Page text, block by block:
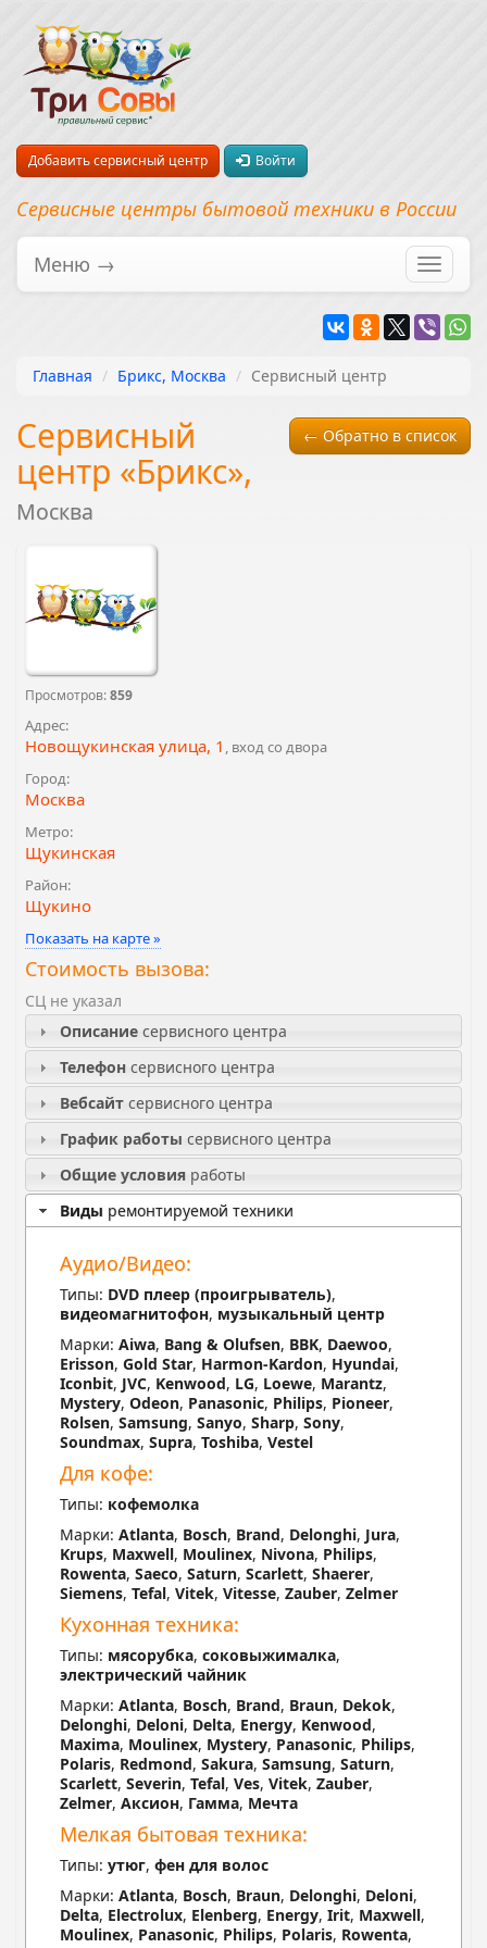
Добавить сервисный центр Войти
Сервисные центры бытовой техники в России
Меню →
Главная Брикс, Москва Сервисный центр
← Обратно в список
Сервисный
центр «Брикс»,
Москва
Просмотров:859
Адрес:
Новощукинская улица, 1 , вход со двора
Город:
Москва
Метро:
Щукинская
Район:
Щукино
Показать на карте »
Стоимость вызова:
СЦ не указал
Описаниесервисного центра
Телефонсервисного центра
Вебсайтсервисного центра
График работы сервисного центра
Общие условияработы
Виды ремонтируемой техники
Аудио/Видео:
Типы: DVD плеер (проигрыватель),
видеомагнитофон, музыкальный центр
Марки: Aiwa, Bang & Olufsen, BBK, Daewoo,
Erisson, Gold Star, Harmon-Kardon, Hyundai,
Iconbit, JVC, Kenwood, LG, Loewe, Marantz,
Mystery, Odeon, Panasonic, Philips, Pioneer,
Rolsen, Samsung, Sanyo, Sharp, Sony,
Soundmax, Supra, Toshiba, Vestel
Для кофе:
Типы: кофемолка
Марки: Atlanta, Bosch, Brand, Delonghi, Jura,
Krups, Maxwell, Moulinex, Nivona, Philips,
Rowenta, Saeco, Saturn, Scarlett, Shaerer,
Siemens, Tefal, Vitek, Vitesse, Zauber, Zelmer
Кухонная техника:
Типы: мясорубка, соковыжималка,
электрический чайник
Марки: Atlanta, Bosch, Brand, Braun, Dekok,
Delonghi, Deloni, Delta, Energy, Kenwood,
Maxima, Moulinex, Mystery, Panasonic, Philips,
Polaris, Redmond, Sakura, Samsung, Saturn,
Scarlett, Severin, Tefal, Ves, Vitek, Zauber,
Zelmer, Аксион, Гамма, Мечта
Мелкая бытовая техника:
Типы: утюг, фен для волос
Марки: Atlanta, Bosch, Braun, Delonghi, Deloni,
Delta, Electrolux, Elenberg, Energy, Irit, Maxwell,
Moulinex, Panasonic, Philips, Polaris, Rowenta,